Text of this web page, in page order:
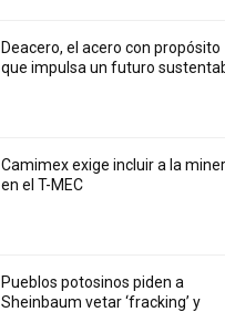
Deacero, el acero con propósito
que impulsa un futuro
Camimex exige incluir a la
en el T-MEC
Pueblos potosinos piden a
Sheinbaum vetar ‘fracking’ y